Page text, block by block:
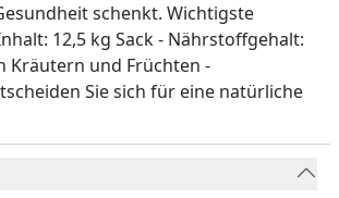
schenkt. Wichtigste
12,5 kg Sack - Nährstoffgehalt:
Kräutern und Früchten -
Sie sich für eine natürliche